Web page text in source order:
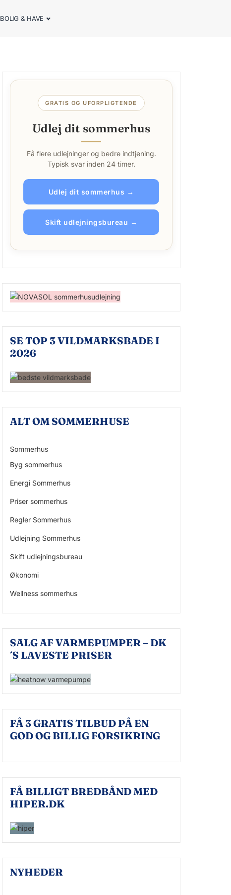
BOLIG & HAVE
GRATIS OG UFORPLIGTENDE
Udlej dit sommerhus
Få flere udlejninger og bedre indtjening.
Typisk svar inden 24 timer.
Udlej dit sommerhus →
Skift udlejningsbureau →
SE TOP 3 VILDMARKSBADE I
2026
ALT OM SOMMERHUSE
Sommerhus
Byg sommerhus
Energi Sommerhus
Priser sommerhus
Regler Sommerhus
Udlejning Sommerhus
Skift udlejningsbureau
Økonomi
Wellness sommerhus
SALG AF VARMEPUMPER – DK
´S LAVESTE PRISER
FÅ 3 GRATIS TILBUD PÅ EN
GOD OG BILLIG FORSIKRING
FÅ BILLIGT BREDBÅND MED
HIPER.DK
NYHEDER